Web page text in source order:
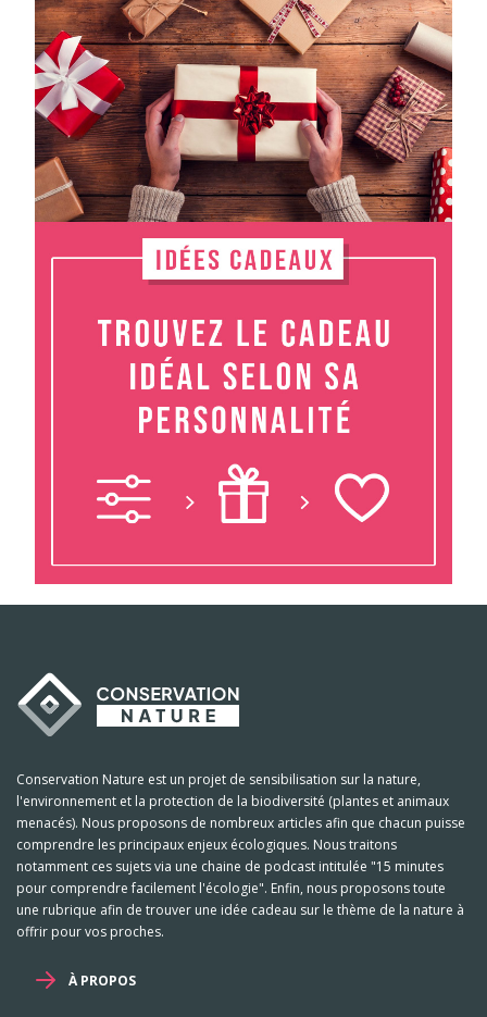
Conservation Nature est un projet de sensibilisation sur la nature,
l'environnement et la protection de la biodiversité (plantes et animaux
menacés). Nous proposons de nombreux articles afin que chacun puisse
comprendre les principaux enjeux écologiques. Nous traitons
notamment ces sujets via une chaine de podcast intitulée "15 minutes
pour comprendre facilement l'écologie". Enfin, nous proposons toute
une rubrique afin de trouver une idée cadeau sur le thème de la nature à
offrir pour vos proches.
À PROPOS